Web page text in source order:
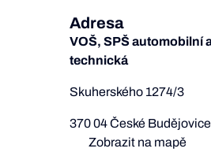
Adresa
VOŠ, SPŠ automobilní
technická
Skuherského 1274/3
370 04 České Budějovice
Zobrazit na mapě